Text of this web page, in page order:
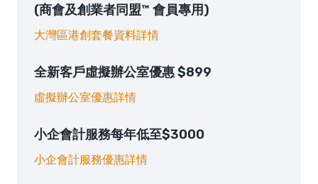
(商會及創業者同盟™ 會員專用)
大灣區港創套餐資料詳情
全新客戶虛擬辦公室優惠 $899
虛擬辦公室優惠詳情
小企會計服務每年低至$3000
小企會計服務優惠詳情